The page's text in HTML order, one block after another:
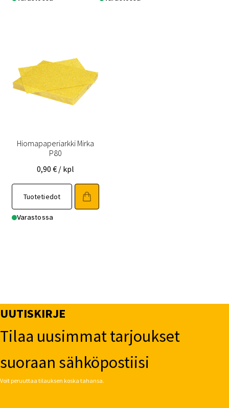
Hiomapaperiarkki Mirka
P80
0,90 € / kpl
Tuotetiedot
Varastossa
UUTISKIRJE
Tilaa uusimmat tarjoukset
suoraan sähköpostiisi
Voit peruuttaa tilauksen koska tahansa.